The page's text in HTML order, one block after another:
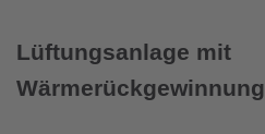
Lüftungsanlage mit
Wärmerückgewinnung